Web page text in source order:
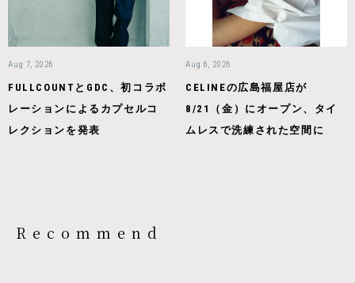
Aug 7, 2026
FULLCOUNTとGDC、初コラボ
レーションによるカプセルコ
レクションを発表
Aug 6, 2026
CELINEの広島福屋店が
8/21（金）にオープン、タイ
ムレスで洗練された空間に
Recommend